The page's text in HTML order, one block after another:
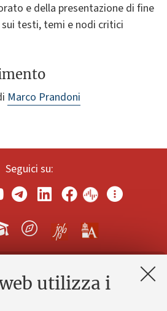
utilizza i
e della presentazione di fine
testi, temi e nodi critici
Marco Prandoni
Seguici su:
e PEC